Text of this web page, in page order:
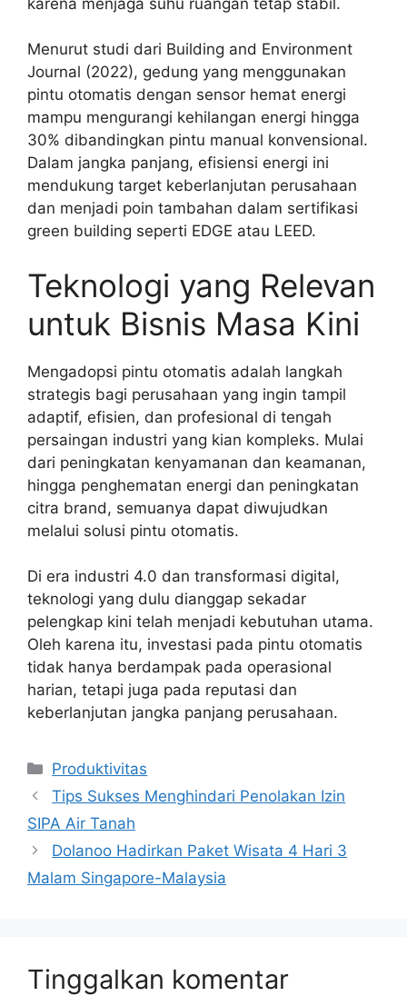
Menurut studi dari Building and Environment
Journal (2022), gedung yang menggunakan
pintu otomatis dengan sensor hemat energi
mampu mengurangi kehilangan energi hingga
30% dibandingkan pintu manual konvensional.
Dalam jangka panjang, efisiensi energi ini
mendukung target keberlanjutan perusahaan
dan menjadi poin tambahan dalam sertifikasi
green building seperti EDGE atau LEED.
Teknologi yang Relevan
untuk Bisnis Masa Kini
Mengadopsi pintu otomatis adalah langkah
strategis bagi perusahaan yang ingin tampil
adaptif, efisien, dan profesional di tengah
persaingan industri yang kian kompleks. Mulai
dari peningkatan kenyamanan dan keamanan,
hingga penghematan energi dan peningkatan
citra brand, semuanya dapat diwujudkan
melalui solusi pintu otomatis.
Di era industri 4.0 dan transformasi digital,
teknologi yang dulu dianggap sekadar
pelengkap kini telah menjadi kebutuhan utama.
Oleh karena itu, investasi pada pintu otomatis
tidak hanya berdampak pada operasional
harian, tetapi juga pada reputasi dan
keberlanjutan jangka panjang perusahaan.
Kategori
Produktivitas
Tips Sukses Menghindari Penolakan Izin
SIPA Air Tanah
Dolanoo Hadirkan Paket Wisata 4 Hari 3
Malam Singapore-Malaysia
Tinggalkan komentar